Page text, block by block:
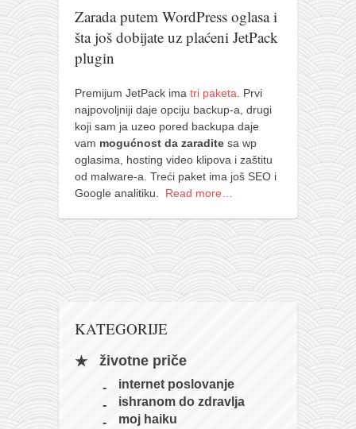
pravoslavlje
zabranjena istorija
ćirilica
porodične priče
umesto tvitera
kalendar srpski
azbuki i knjige
Okinava karate
najnovije na blogu
moje beleške
istorija karatea
bubishi
kushanku
Zarada putem WordPress oglasa i
šta još dobijate uz plaćeni JetPack
plugin
Premijum JetPack ima tri paketa . Prvi
najpovoljniji daje opciju backup-a, drugi
koji sam ja uzeo pored backupa daje
vam mogućnost da zaradite sa wp
oglasima, hosting video klipova i zaštitu
od malware-a. Treći paket ima još SEO i
Google analitiku. Read more…
KATEGORIJE
životne priče
internet poslovanje
ishranom do zdravlja
moj haiku